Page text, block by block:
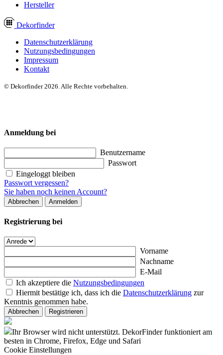
Hersteller
Dekorfinder
Datenschutzerklärung
Nutzungsbedingungen
Impressum
Kontakt
© Dekorfinder 2026. Alle Rechte vorbehalten.
Anmeldung bei
Benutzername
Passwort
Eingeloggt bleiben
Passwort vergessen?
Sie haben noch keinen Account?
Abbrechen Anmelden
Registrierung bei
Vorname
Nachname
E-Mail
Ich akzeptiere die Nutzungsbedingungen
Hiermit bestätige ich, dass ich die Datenschutzerklärung zur
Kenntnis genommen habe.
Abbrechen Registrieren
Ihr Browser wird nicht unterstützt. DekorFinder funktioniert am
besten in Chrome, Firefox, Edge und Safari
Cookie Einstellungen